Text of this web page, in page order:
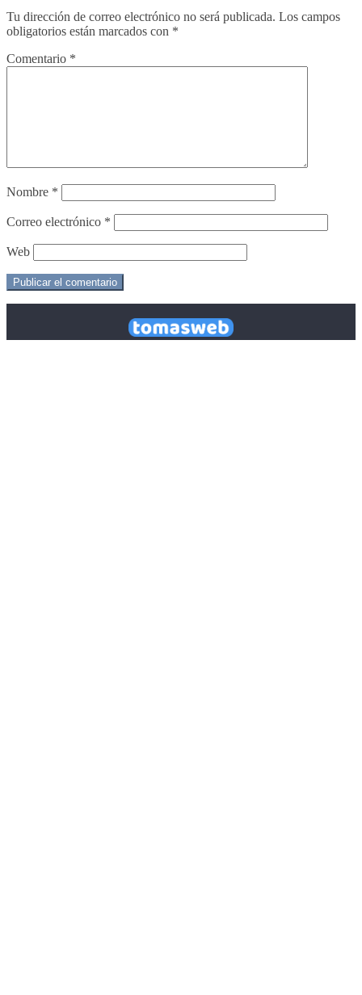
Tu dirección de correo electrónico no será publicada. Los campos
obligatorios están marcados con *
Comentario *
Nombre *
Correo electrónico *
Web